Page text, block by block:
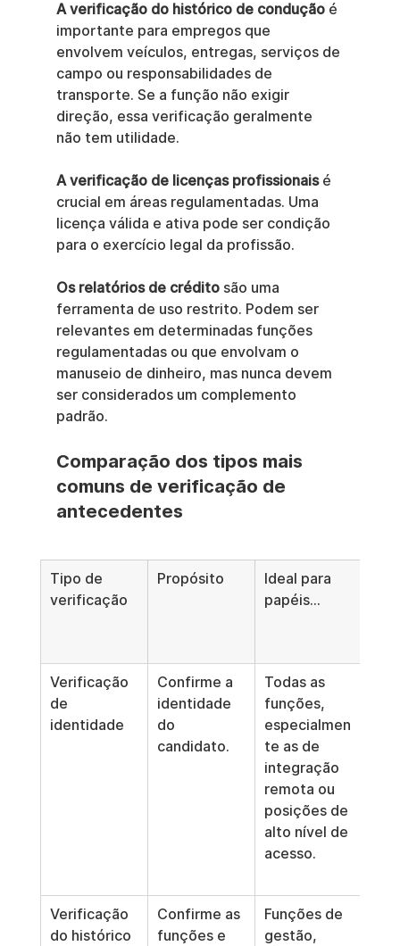
A verificação do histórico de condução é
importante para empregos que
envolvem veículos, entregas, serviços de
campo ou responsabilidades de
transporte. Se a função não exigir
direção, essa verificação geralmente
não tem utilidade.
A verificação de licenças profissionais é
crucial em áreas regulamentadas. Uma
licença válida e ativa pode ser condição
para o exercício legal da profissão.
Os relatórios de crédito são uma
ferramenta de uso restrito. Podem ser
relevantes em determinadas funções
regulamentadas ou que envolvam o
manuseio de dinheiro, mas nunca devem
ser considerados um complemento
padrão.
Comparação dos tipos mais
comuns de verificação de
antecedentes
Tipo de
verificação
Propósito
Ideal para
papéis...
Verificação
de
identidade
Confirme a
identidade
do
candidato.
Todas as
funções,
especialmen
te as de
integração
remota ou
posições de
alto nível de
acesso.
Verificação
do histórico
Confirme as
funções e
Funções de
gestão,